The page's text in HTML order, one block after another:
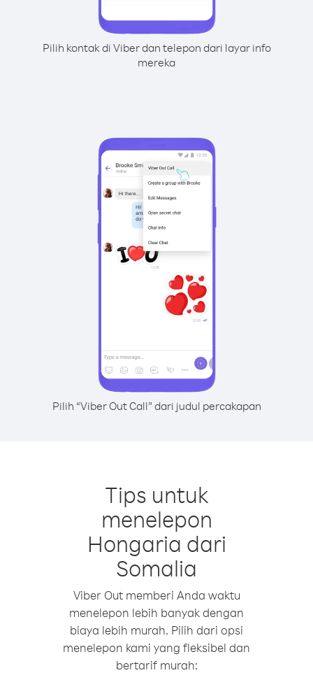
Pilih kontak di Viber dan telepon dari layar info
mereka
Pilih “Viber Out Call” dari judul percakapan
Tips untuk
menelepon
Hongaria dari
Somalia
Viber Out memberi Anda waktu
menelepon lebih banyak dengan
biaya lebih murah. Pilih dari opsi
menelepon kami yang fleksibel dan
bertarif murah: